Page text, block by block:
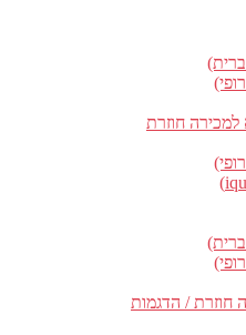
חוזרת
חוזרת / הדגמות